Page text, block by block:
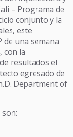
– Programa de
conjunto y la
este
de una semana
con la
resultados el
egresado de
Department of